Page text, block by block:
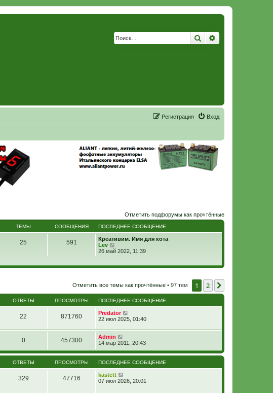
Поиск
Вход
Регистрация
Отметить подфорумы как прочтённые
ТЕМЫ СООБЩЕНИЯ ПОСЛЕДНЕЕ СООБЩЕНИЕ
25 591
Креативим. Имя для кота
Lev
е
й
к
п
о
с
л
е
н
е
м
с
о
о
б
щ
е
26 май 2022, 11:39
Отметить все темы как прочтённые • 97 тем 1 2
ОТВЕТЫ ПРОСМОТРЫ ПОСЛЕДНЕЕ СООБЩЕНИЕ
22 871760
Predator
22 июл 2025, 01:40
0 457300
Admin
14 мар 2011, 20:43
ОТВЕТЫ ПРОСМОТРЫ ПОСЛЕДНЕЕ СООБЩЕНИЕ
329 47716
kastett
07 июл 2026, 20:01